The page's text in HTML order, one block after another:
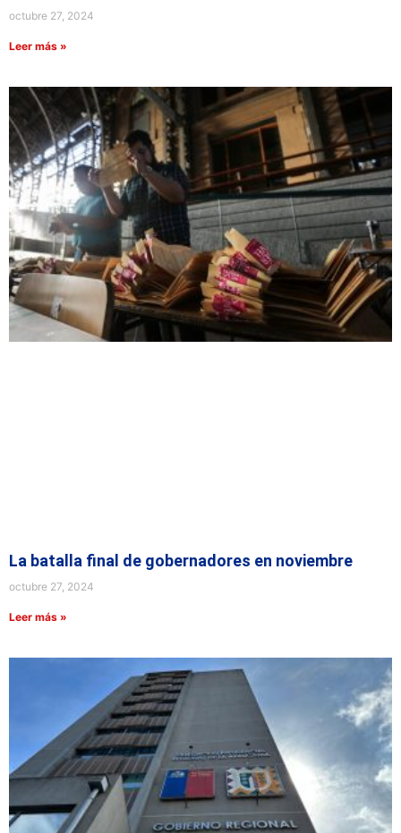
octubre 27, 2024
Leer más »
La batalla final de gobernadores en noviembre
octubre 27, 2024
Leer más »